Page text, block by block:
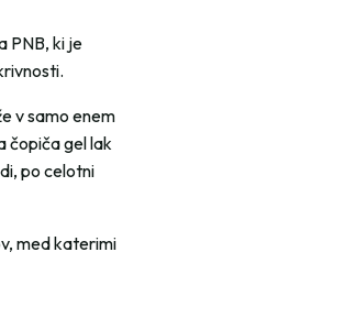
PNB, ki je
v samo enem
čopiča gel lak
po celotni
med katerimi